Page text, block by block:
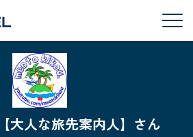
大人な旅先案内人】さん